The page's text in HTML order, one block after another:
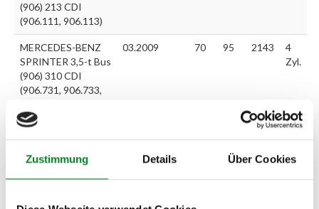
Zustimmung Details Über Cookies
(906) 213 CDI
(906.111, 906.113)
MERCEDES-BENZ
SPRINTER 3,5-t Bus
(906) 310 CDI
(906.731, 906.733,
03.2009 70 95 2143
4
Zyl.
MERCEDES-BENZ
(906) 313 CDI
2143
4